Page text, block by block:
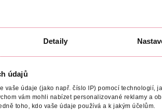
Detaily
údajů
vaše údaje (jako např. číslo IP) pomocí technologií,
vám mohli nabízet personalizované reklamy a
toho, kdo vaše údaje používá a k jakým účelům.